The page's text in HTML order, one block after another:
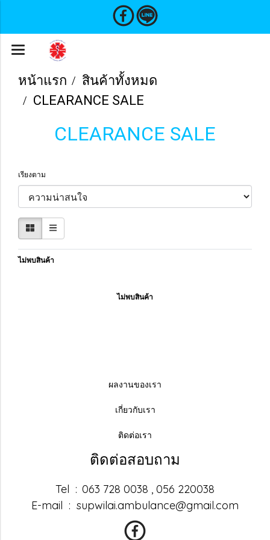
หน้าแรก
สินค้าทั้งหมด
CLEARANCE SALE
CLEARANCE SALE
เรียงตาม
ไม่พบสินค้า
ไม่พบสินค้า
ผลงานของเรา
เกี่ยวกับเรา
ติดต่อเรา
ติดต่อสอบถาม
Tel : 063 728 0038 , 056 220038
E-mail : supwilai.ambulance@gmail.com